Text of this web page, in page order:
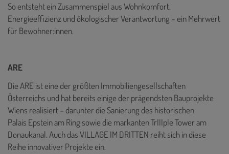
So entsteht ein Zusammenspiel aus Wohnkomfort,
Energieeffizienz und ökologischer Verantwortung – ein Mehrwert
für Bewohner:innen.
ARE
Die ARE ist eine der größten Immobiliengesellschaften
Österreichs und hat bereits einige der prägendsten Bauprojekte
Wiens realisiert – darunter die Sanierung des historischen
Palais Epstein am Ring sowie die markanten TrIIIple Tower am
Donaukanal. Auch das VILLAGE IM DRITTEN reiht sich in diese
Reihe innovativer Projekte ein.